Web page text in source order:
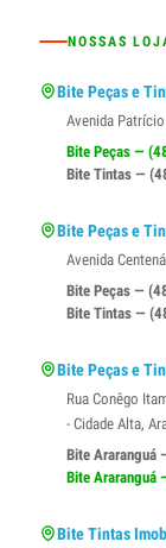
NOSSAS
Bite Peças e
Avenida Patrício
Bite Peças —
Bite Tintas —
Bite Peças e
Avenida
Bite Peças —
Bite Tintas —
Bite Peças e
Rua Conêgo
- Cidade Alta,
Bite
Bite
Bite Tintas